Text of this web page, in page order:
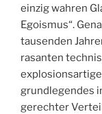
einzig wahren
Egoismus“.
tausenden
rasanten
grundlegendes
gerechter